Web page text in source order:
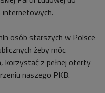
osób starszych w Polsce
żeby móc
korzystać z pełnej oferty
naszego PKB.